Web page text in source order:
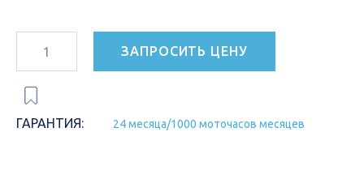
ЗАПРОСИТЬ ЦЕНУ
ГАРАНТИЯ: 24 месяца/1000 моточасов месяцев